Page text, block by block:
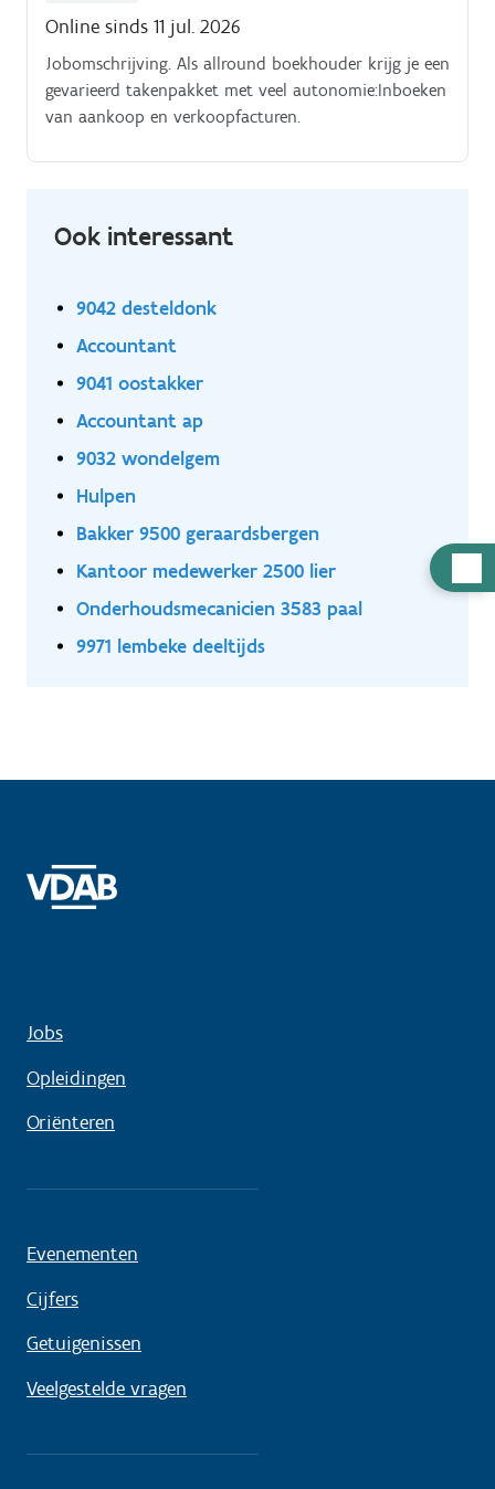
Online sinds 11 jul. 2026
Jobomschrijving. Als allround boekhouder krijg je een
gevarieerd takenpakket met veel autonomie:Inboeken
van aankoop en verkoopfacturen.
Ook interessant
9042 desteldonk
Accountant
9041 oostakker
Accountant ap
9032 wondelgem
Hulpen
Bakker 9500 geraardsbergen
Kantoor medewerker 2500 lier
Onderhoudsmecanicien 3583 paal
9971 lembeke deeltijds
Jobs
Opleidingen
Oriënteren
Evenementen
Cijfers
Getuigenissen
Veelgestelde vragen